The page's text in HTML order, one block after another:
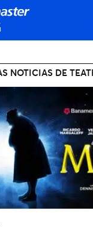
NOTICIAS DE